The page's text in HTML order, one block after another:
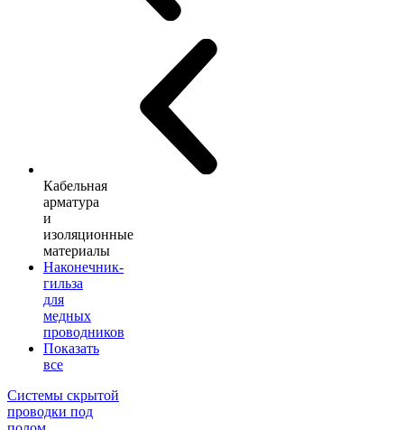
Кабельная
арматура
и
изоляционные
материалы
Наконечник-
гильза
для
медных
проводников
Показать
все
Системы скрытой
проводки под